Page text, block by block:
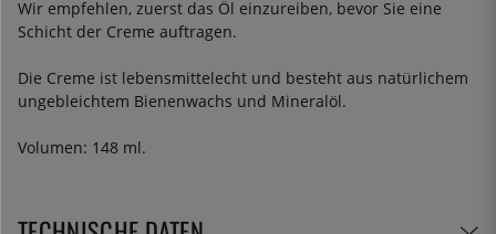
Wir empfehlen, zuerst das Öl einzureiben, bevor Sie eine
Schicht der Creme auftragen.
Die Creme ist lebensmittelecht und besteht aus natürlichem
ungebleichtem Bienenwachs und Mineralöl.
Volumen: 148 ml.